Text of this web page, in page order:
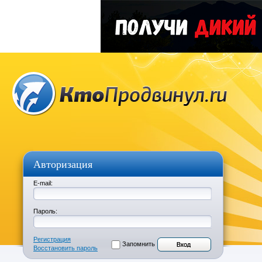
Авторизация
E-mail:
Пароль:
Регистрация
Восстановить пароль
Запомнить